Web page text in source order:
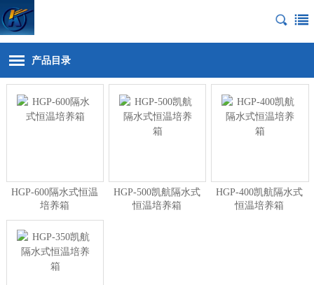
产品目录
HGP-600隔水式恒温
培养箱
HGP-500凯航隔水式
恒温培养箱
HGP-400凯航隔水式
恒温培养箱